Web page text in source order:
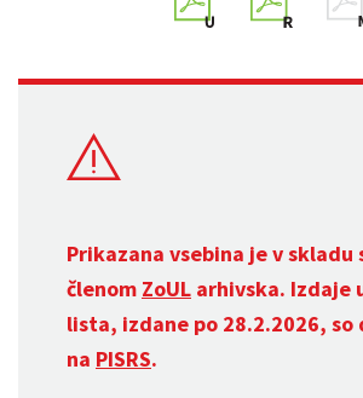
Prikazana vsebina je v skladu
členom ZoUL arhivska. Izdaje
lista, izdane po 28.2.2026, so
na PISRS.